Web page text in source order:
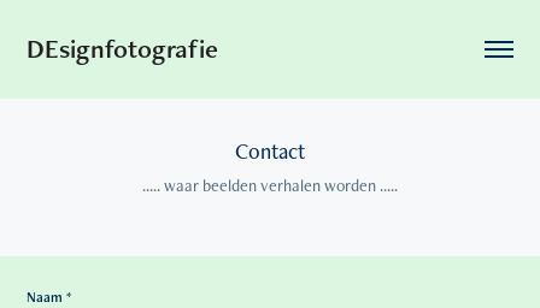
DEsignfotografie
Contact
..... waar beelden verhalen worden .....
Naam *